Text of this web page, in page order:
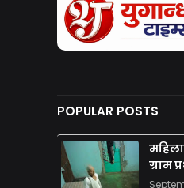
POPULAR POSTS
ग्राम